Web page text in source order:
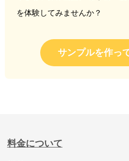
を体験してみませんか？
サンプルを作っ
料金について